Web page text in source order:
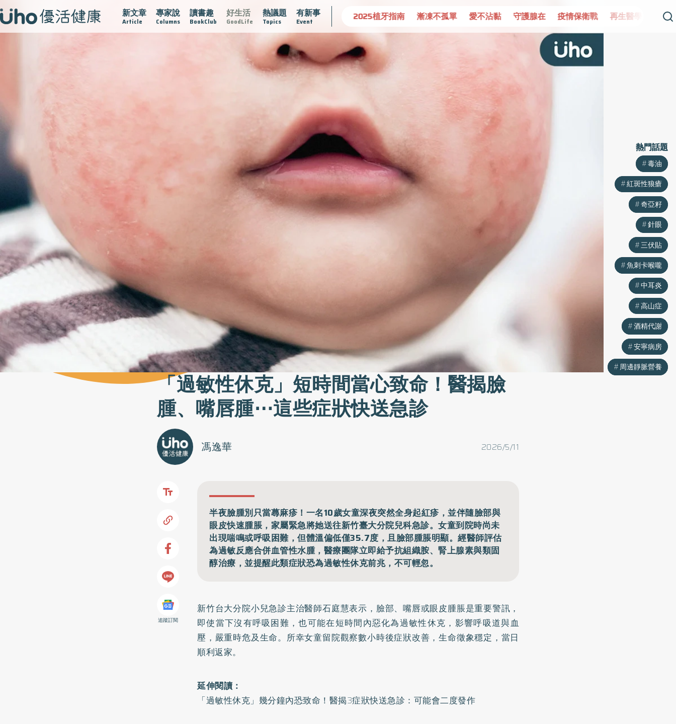
新文章
Article
專家說
Columns
讀書趣
BookClub
好生活
GoodLife
熱議題
Topics
有新事
Event
疫情保衛戰 再生醫學 愛的未來視 認識攝護腺肥大 守護骨骼健康 達文西手術專欄 2025植牙指南 漸凍不孤單 愛不沾黏 守護腺在 疫情保衛戰 再生醫學 愛的
「過敏性休克」短時間當心致命！醫揭臉
腫、嘴唇腫⋯這些症狀快送急診
2026/5/11
馮逸華
追蹤訂閱
半夜臉腫別只當蕁麻疹！一名10歲女童深夜突然全身起紅疹，並伴隨臉部與
眼皮快速腫脹，家屬緊急將她送往新竹臺大分院兒科急診。女童到院時尚未
出現喘鳴或呼吸困難，但體溫偏低僅35.7度，且臉部腫脹明顯。經醫師評估
為過敏反應合併血管性水腫，醫療團隊立即給予抗組織胺、腎上腺素與類固
醇治療，並提醒此類症狀恐為過敏性休克前兆，不可輕忽。
新竹台大分院小兒急診主治醫師石庭慧表示，臉部、嘴唇或眼皮腫脹是重要警訊，
即使當下沒有呼吸困難，也可能在短時間內惡化為過敏性休克，影響呼吸道與血
壓，嚴重時危及生命。所幸女童留院觀察數小時後症狀改善，生命徵象穩定，當日
順利返家。
延伸閱讀：
「過敏性休克」幾分鐘內恐致命！醫揭3症狀快送急診：可能會二度發作
熱門話題
毒油
紅斑性狼瘡
奇亞籽
針眼
三伏貼
魚刺卡喉嚨
中耳炎
高山症
酒精代謝
安寧病房
周邊靜脈營養
熱門話題
毒油
紅斑性狼瘡
奇亞籽
針眼
三伏貼
魚刺卡喉嚨
中耳炎
高山症
酒精代謝
安寧病房
周邊靜脈營養